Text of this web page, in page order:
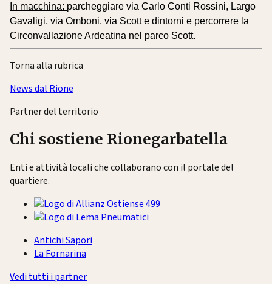
In macchina: parcheggiare via Carlo Conti Rossini, Largo
Gavaligi, via Omboni, via Scott e dintorni e percorrere la
Circonvallazione Ardeatina nel parco Scott.
Torna alla rubrica
News dal Rione
Partner del territorio
Chi sostiene Rionegarbatella
Enti e attività locali che collaborano con il portale del
quartiere.
Antichi Sapori
La Fornarina
Vedi tutti i partner